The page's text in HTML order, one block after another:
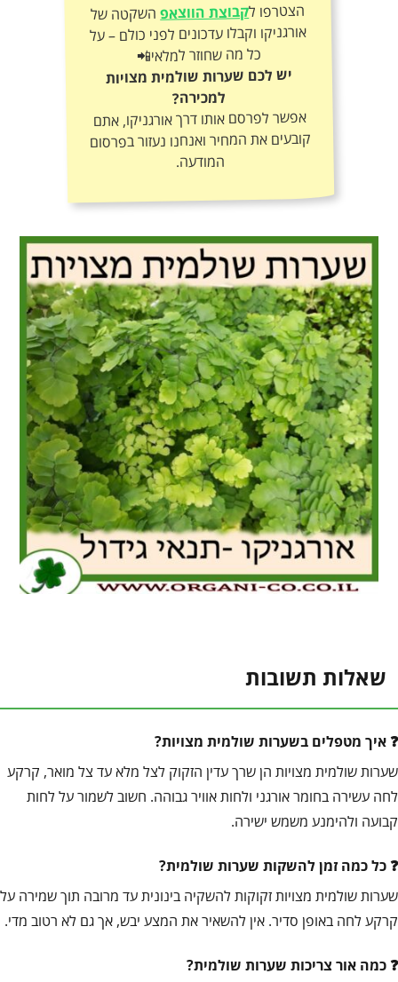
הצטרפו לקבוצת הווצאפהשקטה של
אורגניקו וקבלו עדכונים לפני כולם – על
כל מה שחוזר למלאי📲
יש לכם שערות שולמית מצויות
למכירה?
אפשר לפרסם אותו דרך אורגניקו, אתם
קובעים את המחיר ואנחנו נעזור בפרסום
המודעה.
שאלות תשובות
איך מטפלים בשערות שולמית מצויות?
שערות שולמית מצויות הן שרך עדין הזקוק לצל מלא עד צל מואר, קרקע
לחה עשירה בחומר אורגני ולחות אוויר גבוהה. חשוב לשמור על לחות
קבועה ולהימנע משמש ישירה.
כל כמה זמן להשקות שערות שולמית?
שערות שולמית מצויות זקוקות להשקיה בינונית עד מרובה תוך שמירה על
קרקע לחה באופן סדיר. אין להשאיר את המצע יבש, אך גם לא רטוב מדי.
כמה אור צריכות שערות שולמית?